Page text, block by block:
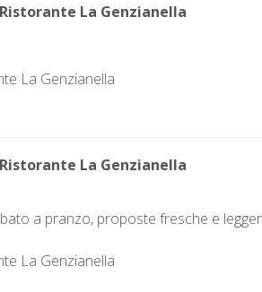
La Genzianella
La Genzianella
a pranzo, proposte fresche e